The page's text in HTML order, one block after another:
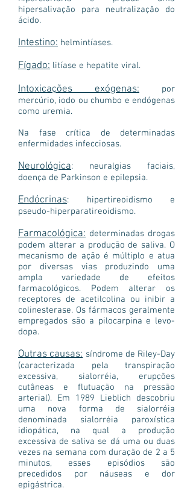
hipersalivação para neutralização do
ácido.
Intestino: helmintíases.
Fígado: litíase e hepatite viral.
Intoxicações exógenas: por
mercúrio, iodo ou chumbo e endógenas
como uremia.
Na fase crítica de determinadas
enfermidades infecciosas.
Neurológica: neuralgias faciais,
doença de Parkinson e epilepsia.
Endócrinas: hipertireoidismo e
pseudo-hiperparatireoidismo.
Farmacológica: determinadas drogas
podem alterar a produção de saliva. O
mecanismo de ação é múltiplo e atua
por diversas vias produzindo uma
ampla variedade de efeitos
farmacológicos. Podem alterar os
receptores de acetilcolina ou inibir a
colinesterase. Os fármacos geralmente
empregados são a pilocarpina e levo-
dopa.
Outras causas: síndrome de Riley-Day
(caracterizada pela transpiração
excessiva, sialorréia, erupções
cutâneas e flutuação na pressão
arterial). Em 1989 Lieblich descobriu
uma nova forma de sialorréia
denominada sialorréia paroxística
idiopática, na qual a produção
excessiva de saliva se dá uma ou duas
vezes na semana com duração de 2 a 5
minutos, esses episódios são
precedidos por náuseas e dor
epigástrica.